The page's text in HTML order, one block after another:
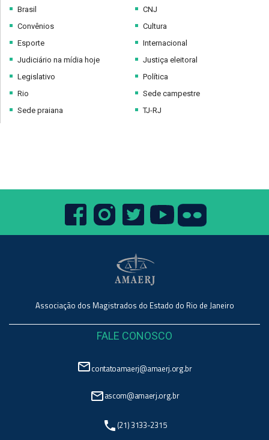
Brasil
Convênios
Esporte
Judiciário na mídia hoje
Legislativo
Rio
Sede praiana
CNJ
Cultura
Internacional
Justiça eleitoral
Política
Sede campestre
TJ-RJ
Associação dos Magistrados do Estado do Rio de Janeiro
FALE CONOSCO
mail_outlinecontatoamaerj@amaerj.org.br
mail_outlineascom@amaerj.org.br
phone (21) 3133-2315